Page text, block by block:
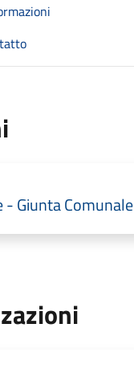
- Giunta Comunale